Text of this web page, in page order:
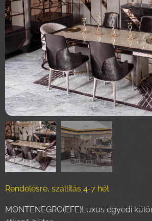
Rendelésre, szállítás 4-7 hét
MONTENEGRO(EFE)Luxus egyedi